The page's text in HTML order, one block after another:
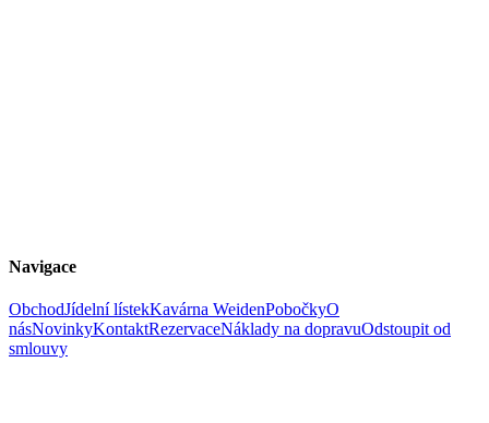
Navigace
ObchodJídelní lístekKavárna WeidenPobočkyO
násNovinkyKontaktRezervaceNáklady na dopravuOdstoupit od
smlouvy